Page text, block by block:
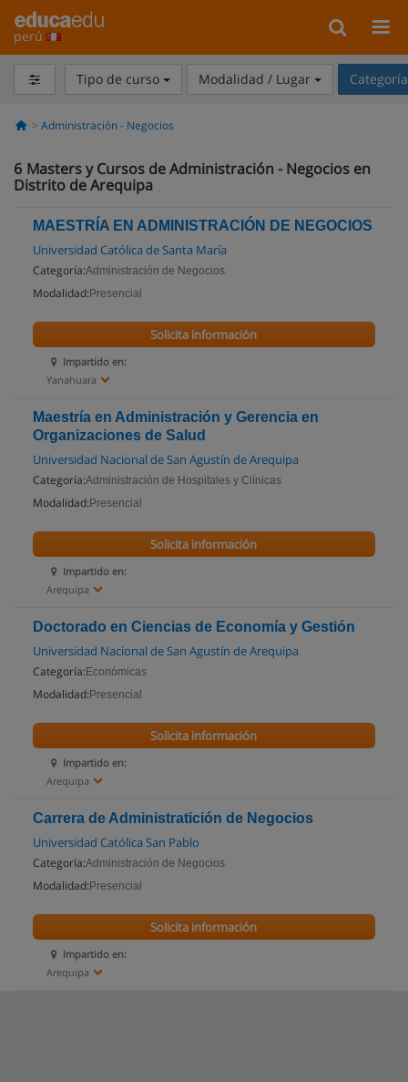
perú
Tipo de curso Modalidad / Lugar
Administración - Negocios
6 Masters y Cursos de Administración - Negocios en
Distrito de Arequipa
MAESTRÍA EN ADMINISTRACIÓN DE NEGOCIOS
Universidad Católica de Santa María
Categoría:Administración de Negocios
Modalidad: Presencial
Impartido en:
Yanahuara
Solicita información
Maestría en Administración y Gerencia en
Organizaciones de Salud
Universidad Nacional de San Agustín de Arequipa
Categoría:Administración de Hospitales y Clínicas
Modalidad: Presencial
Impartido en:
Arequipa
Solicita información
Doctorado en Ciencias de Economía y Gestión
Universidad Nacional de San Agustín de Arequipa
Categoría: Económicas
Modalidad: Presencial
Impartido en:
Arequipa
Solicita información
Carrera de Administratición de Negocios
Universidad Católica San Pablo
Categoría:Administración de Negocios
Modalidad: Presencial
Impartido en:
Arequipa
Solicita información